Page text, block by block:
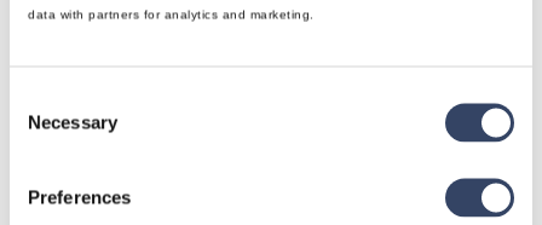
data with partners for analytics and marketing.
Selection
Necessary
Preferences